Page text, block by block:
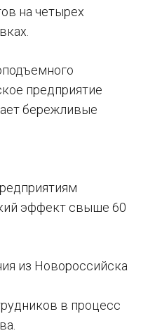
на четырех
предприятие
бережливые
эффект свыше 60
из Новороссийска
в процесс